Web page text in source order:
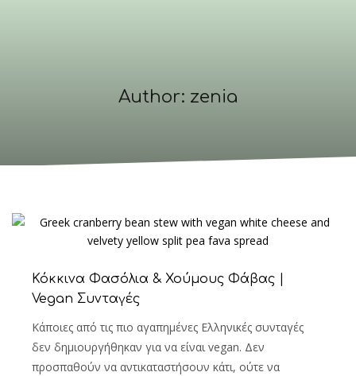
Author: zenia
Κόκκινα Φασόλια & Χούμους Φάβας |
Vegan Συνταγές
Κάποιες από τις πιο αγαπημένες Ελληνικές συνταγές
δεν δημιουργήθηκαν για να είναι vegan. Δεν
προσπαθούν να αντικαταστήσουν κάτι, ούτε να